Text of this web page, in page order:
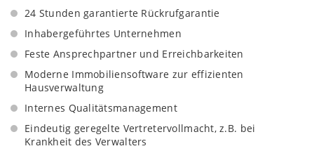
24 Stunden garantierte Rückrufgarantie
Inhabergeführtes Unternehmen
Feste Ansprechpartner und Erreichbarkeiten
Moderne Immobiliensoftware zur effizienten
Hausverwaltung
Internes Qualitätsmanagement
Eindeutig geregelte Vertretervollmacht, z.B. bei
Krankheit des Verwalters